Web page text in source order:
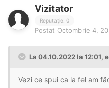
Vizitator
Reputație: 0
Postat Octombrie 4,
La 04.10.2022 la 12:01,
Vezi ce spui ca la fel am